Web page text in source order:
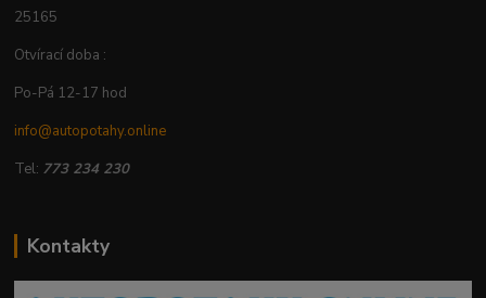
25165
Otvírací doba :
Po-Pá 12-17 hod
info@autopotahy.online
Tel: 773 234 230
Kontakty